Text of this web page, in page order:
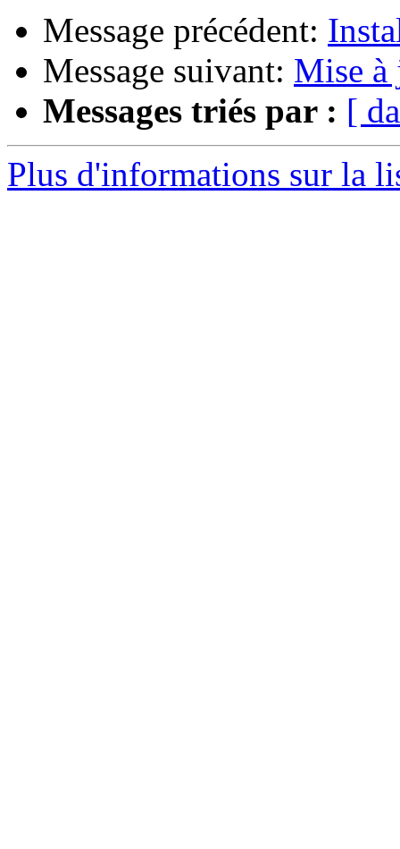
Message précédent:
Message suivant: Mise à
Messages triés par : [
Plus d'informations sur la